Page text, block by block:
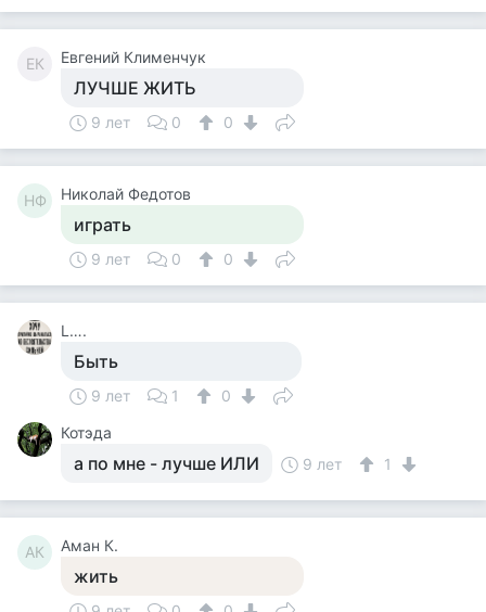
ЕК Евгений Клименчук
ЛУЧШЕ ЖИТЬ
9 лет 0 0
НФ Николай Федотов
играть
9 лет 0 0
L….
Быть
9 лет 1
0
Котэда
а по мне - лучше ИЛИ 9 лет 1
АК Аман К.
жить